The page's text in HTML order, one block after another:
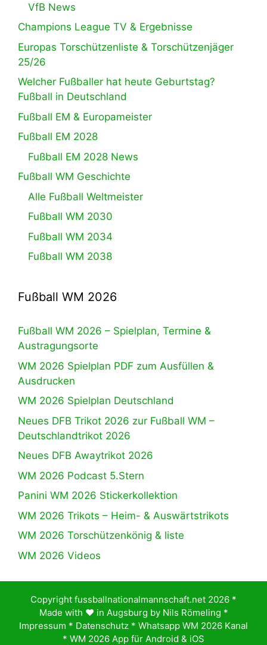
VfB News
Champions League TV & Ergebnisse
Europas Torschützenliste & Torschützenjäger
25/26
Welcher Fußballer hat heute Geburtstag?
Fußball in Deutschland
Fußball EM & Europameister
Fußball EM 2028
Fußball EM 2028 News
Fußball WM Geschichte
Alle Fußball Weltmeister
Fußball WM 2030
Fußball WM 2034
Fußball WM 2038
Fußball WM 2026
Fußball WM 2026 – Spielplan, Termine &
Austragungsorte
WM 2026 Spielplan PDF zum Ausfüllen &
Ausdrucken
WM 2026 Spielplan Deutschland
Neues DFB Trikot 2026 zur Fußball WM –
Deutschlandtrikot 2026
Neues DFB Awaytrikot 2026
WM 2026 Podcast 5.Stern
Panini WM 2026 Stickerkollektion
WM 2026 Trikots – Heim- & Auswärtstrikots
WM 2026 Torschützenkönig & liste
WM 2026 Videos
Copyright fussballnationalmannschaft.net 2026 *
Made with ♥️ in Augsburg by Nils Römeling *
Impressum * Datenschutz * Whatsapp WM 2026 Kanal
* WM 2026 App für Android & iOS